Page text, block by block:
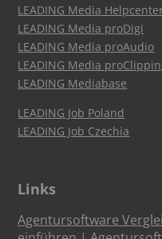
LEADING Media
LEADING Media proDigi
LEADING Media proAudio
LEADING Media
LEADING Mediabase
LEADING Job Poland
LEADING Job Czechia
Links
Agentursoftware